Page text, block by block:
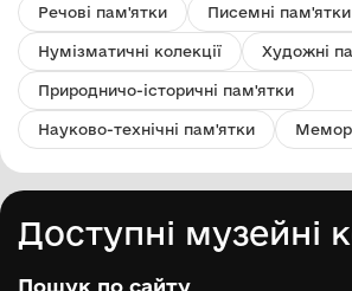
Речові пам'ятки Писемні пам'ятки
Нумізматичні колекції Художні
Природничо-історичні пам'ятки
Науково-технічні пам'ятки
Доступні музейні
Пошук по сайту